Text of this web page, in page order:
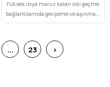
Yüksek ısıya maruz kalan sıkı geçme
bağlantılarında gevşeme ve aşınma
sorunu mu yaşıyorsunuz? ARCTRON
dayanıklılık ve korozyon koruması
sunar.
... 23 >